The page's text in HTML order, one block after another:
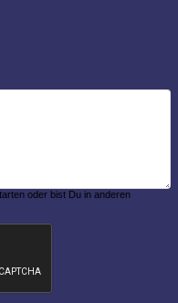
oder bist Du in anderen